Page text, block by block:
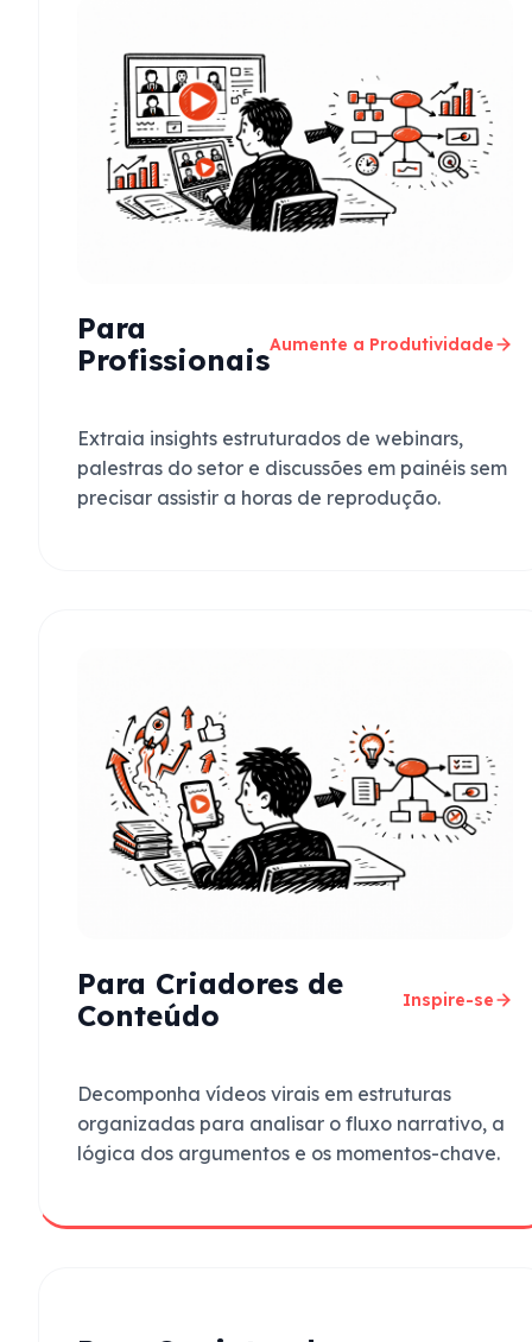
Para
ProfissionaisAumente a Produtividade
Extraia insights estruturados de webinars,
palestras do setor e discussões em painéis sem
precisar assistir a horas de reprodução.
Para Criadores de
Conteúdo
Inspire-se
Decomponha vídeos virais em estruturas
organizadas para analisar o fluxo narrativo, a
lógica dos argumentos e os momentos-chave.